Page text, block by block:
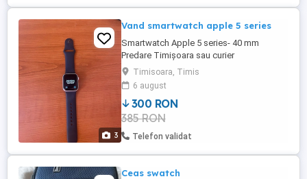
3
Vand smartwatch apple 5 series
Smartwatch Apple 5 series- 40 mm
Predare Timișoara sau curier
Timisoara, Timis
6 august
300 RON
385 RON
Telefon validat
Ceas swatch